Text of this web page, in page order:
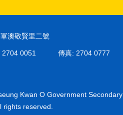
澳敬賢里二號
2704 0051 傳真: 2704 0777
Kwan O Government Secondary
rights reserved.